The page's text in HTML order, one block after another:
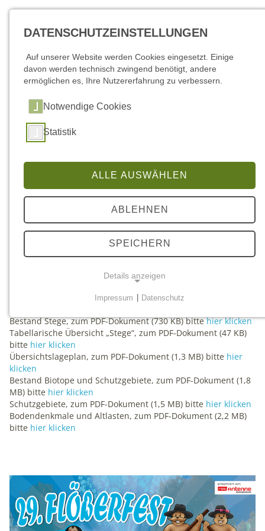
Grünordungsplan (GOPaS) "Werbellinsee"
Grünordungsplan als Satzung (GOPaS) "Werbellinsee",
Planzeichnung (2013) zum PDF-Dokument (2 MB) bittehier
klicken
Begründung, zum PDF-Dokument (2,5 MB) bittehier klicken
Zusammenfassende Erklärung, zum PDF-Dokument (102 KB)
Bestand Stege, zum PDF-Dokument (730 KB) bittehier klicken
Tabellarische Übersicht „Stege“, zum PDF-Dokument (47 KB)
bitte hier klicken
Übersichtslageplan, zum PDF-Dokument (1,3 MB) bitte hier
klicken
Bestand Biotope und Schutzgebiete, zum PDF-Dokument (1,8
MB) bitte hier klicken
Schutzgebiete, zum PDF-Dokument (1,5 MB) bitte hier klicken
Bodendenkmale und Altlasten, zum PDF-Dokument (2,2 MB)
bitte hier klicken
Schlagzeilen
DATENSCHUTZEINSTELLUNGEN
Auf unserer Website werden Cookies eingesetzt. Einige
davon werden technisch zwingend benötigt, andere
ermöglichen es, Ihre Nutzererfahrung zu verbessern.
Notwendige Cookies
Statistik
ALLE AUSWÄHLEN
ABLEHNEN
SPEICHERN
Details anzeigen
Notwendige Cookies werden für grundlegende
Funktionen der Website benötigt. Dadurch ist
gewährleistet, dass die Website einwandfrei funktioniert.
mtm_consent
Name:
mtm_consent, mtm_consent_removed
Zweck:
Cookies zum Speichern der Cookie Consent
Einstellungen
Cookie Laufzeit:
Impressum Datenschutz